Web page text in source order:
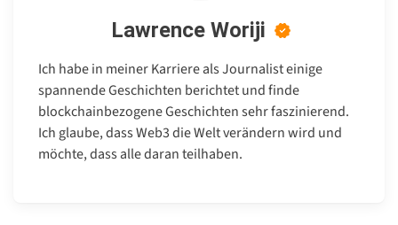
Lawrence Woriji
Ich habe in meiner Karriere als Journalist einige
spannende Geschichten berichtet und finde
blockchainbezogene Geschichten sehr faszinierend.
Ich glaube, dass Web3 die Welt verändern wird und
möchte, dass alle daran teilhaben.